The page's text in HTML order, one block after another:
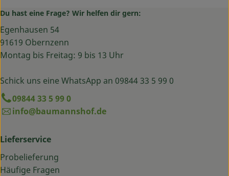
Du hast eine Frage? Wir helfen dir gern:
Egenhausen 54
91619 Obernzenn
Montag bis Freitag: 9 bis 13 Uhr
Schick uns eine WhatsApp an 09844 33 5 99 0
09844 33 5 99 0
info@baumannshof.de
Lieferservice
Probelieferung
Häufige Fragen